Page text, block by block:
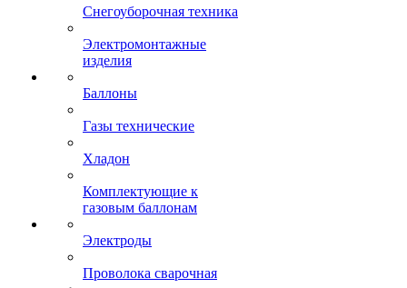
Снегоуборочная техника
Электромонтажные
изделия
Баллоны
Газы технические
Хладон
Комплектующие к
газовым баллонам
Электроды
Проволока сварочная